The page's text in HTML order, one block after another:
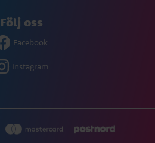
Följ oss
Facebook
Instagram